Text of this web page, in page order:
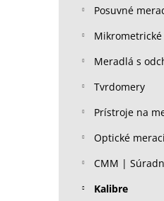
Posuvné
Meradlá s
Tvrdomery
Prístroje na
Optické
CMM |
Kalibre